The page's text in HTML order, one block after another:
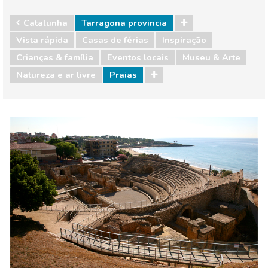
Catalunha
Tarragona provincia
Vista rápida
Casas de férias
Inspiração
Crianças & família
Eventos locais
Museu & Arte
Natureza e ar livre
Praias
Crianças & família
Natureza e ar livre
Praias